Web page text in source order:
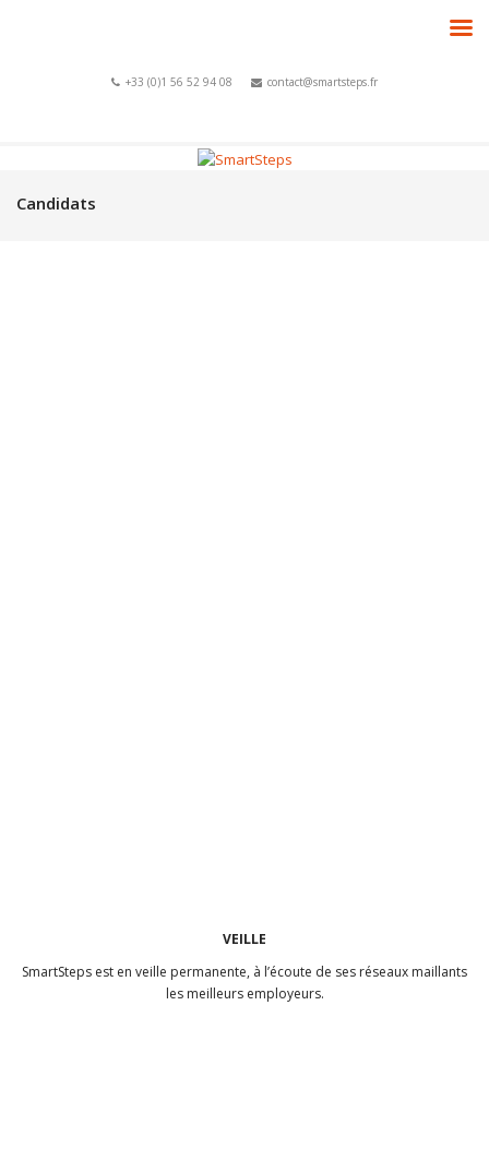
+33 (0)1 56 52 94 08 contact@smartsteps.fr
Candidats
VEILLE
SmartSteps est en veille permanente, à l’écoute de ses réseaux maillants
les meilleurs employeurs.